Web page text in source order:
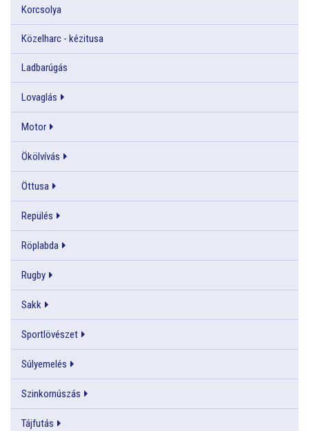
Korcsolya
Közelharc - kézitusa
Ladbarúgás
Lovaglás
Motor
Ökölvívás
Öttusa
Repülés
Röplabda
Rugby
Sakk
Sportlövészet
Súlyemelés
Szinkornúszás
Tájfutás